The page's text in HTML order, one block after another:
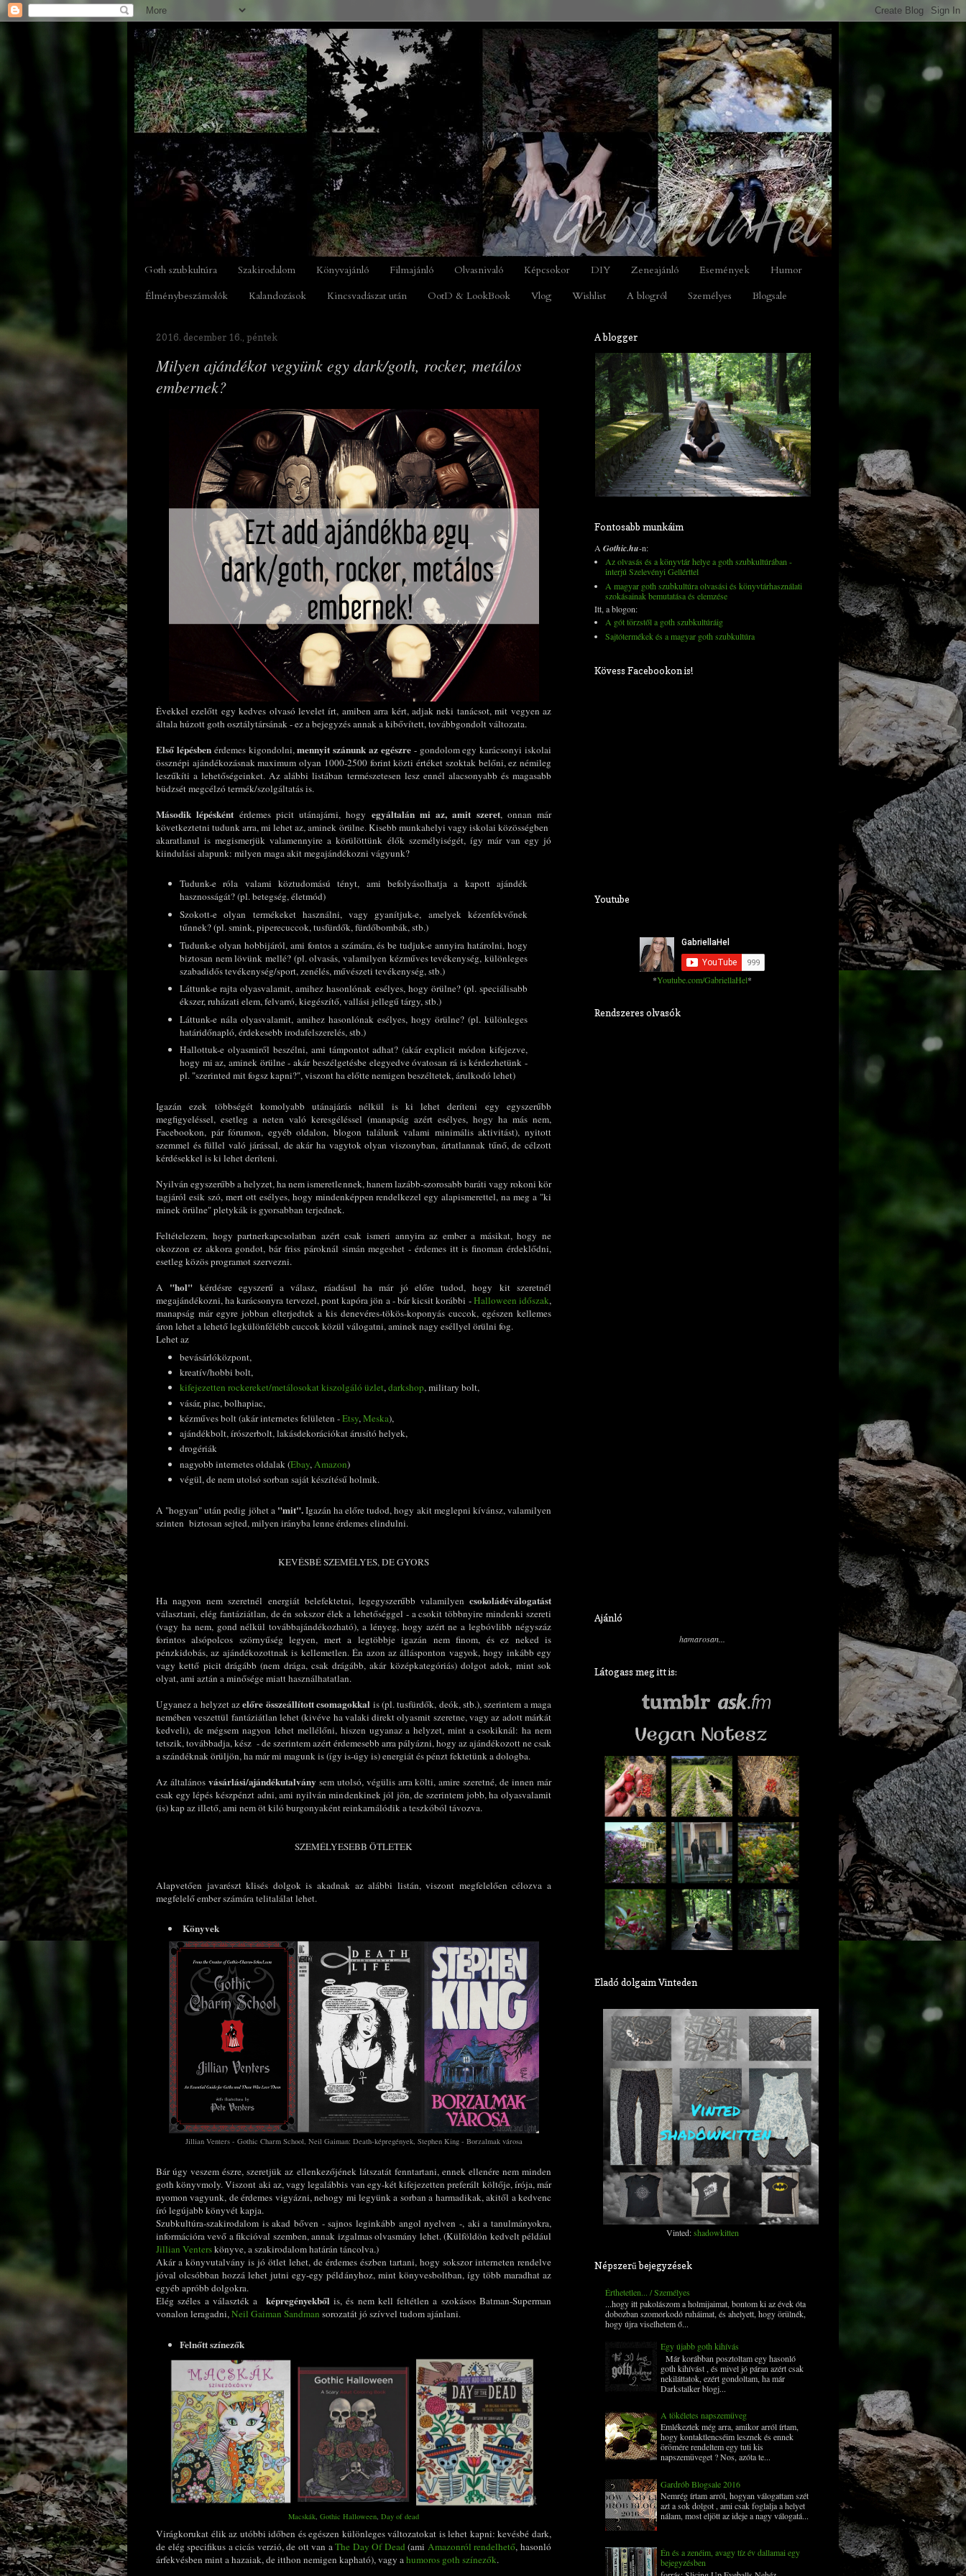
Goth szubkultúra Szakirodalom Könyvajánló Filmajánló Olvasnivaló Képcsokor DIY Zeneajánló Események
Humor
Élménybeszámolók
Kalandozások Kincsvadászat után OotD & LookBook Vlog Wishlist A blogról Személyes Blogsale
2016. december 16., péntek
Milyen ajándékot vegyünk egy dark/goth, rocker, metálos
embernek?
Évekkel ezelőtt egy kedves olvasó levelet írt, amiben arra kért, adjak neki tanácsot, mit vegyen az
általa húzott goth osztálytársának - ez a bejegyzés annak a kibővített, továbbgondolt változata.
Első lépésben érdemes kigondolni,mennyit szánunk az egészre- gondolom egy karácsonyi iskolai
össznépi ajándékozásnak maximum olyan 1000-2500 forint közti értéket szoktak belőni, ez némileg
leszűkíti a lehetőségeinket. Az alábbi listában természetesen lesz ennél alacsonyabb és magasabb
büdzsét megcélzó termék/szolgáltatás is.
Második lépéskéntérdemes picit utánajárni, hogy egyáltalán mi az, amit szeret, onnan már
következtetni tudunk arra, mi lehet az, aminek örülne. Kisebb munkahelyi vagy iskolai közösségben
akaratlanul is megismerjük valamennyire a körülöttünk élők személyiségét, így már van egy jó
kiindulási alapunk: milyen maga akit megajándékozni vágyunk?
Tudunk-e róla valami köztudomású tényt, ami befolyásolhatja a kapott ajándék
hasznosságát? (pl. betegség, életmód)
Szokott-e olyan termékeket használni, vagy gyanítjuk-e, amelyek kézenfekvőnek
tűnnek? (pl. smink, piperecuccok, tusfürdők, fürdőbombák, stb.)
Tudunk-e olyan hobbijáról, ami fontos a számára, és be tudjuk-e annyira határolni, hogy
biztosan nem lövünk mellé? (pl. olvasás, valamilyen kézműves tevékenység, különleges
szabadidős tevékenység/sport, zenélés, művészeti tevékenység, stb.)
Láttunk-e rajta olyasvalamit, amihez hasonlónak esélyes, hogy örülne? (pl. speciálisabb
ékszer, ruházati elem, felvarró, kiegészítő, vallási jellegű tárgy, stb.)
Láttunk-e nála olyasvalamit, amihez hasonlónak esélyes, hogy örülne? (pl. különleges
határidőnapló, érdekesebb irodafelszerelés, stb.)
Hallottuk-e olyasmiről beszélni, ami támpontot adhat? (akár explicit módon kifejezve,
hogy mi az, aminek örülne - akár beszélgetésbe elegyedve óvatosan rá is kérdezhetünk -
pl. "szerinted mit fogsz kapni?", viszont ha előtte nemigen beszéltetek, árulkodó lehet)
Igazán ezek többségét komolyabb utánajárás nélkül is ki lehet deríteni egy egyszerűbb
megfigyeléssel, esetleg a neten való keresgéléssel (manapság azért esélyes, hogy ha más nem,
Facebookon, pár fórumon, egyéb oldalon, blogon találunk valami minimális aktivitást), nyitott
szemmel és füllel való járással, de akár ha vagytok olyan viszonyban, ártatlannak tűnő, de célzott
kérdésekkel is ki lehet deríteni.
Nyilván egyszerűbb a helyzet, ha nem ismeretlennek, hanem lazább-szorosabb baráti vagy rokoni kör
tagjáról esik szó, mert ott esélyes, hogy mindenképpen rendelkezel egy alapismerettel, na meg a "ki
minek örülne" pletykák is gyorsabban terjednek.
Feltételezem, hogy partnerkapcsolatban azért csak ismeri annyira az ember a másikat, hogy ne
okozzon ez akkora gondot, bár friss pároknál simán megeshet - érdemes itt is finoman érdeklődni,
esetleg közös programot szervezni.
A "hol" kérdésre egyszerű a válasz, ráadásul ha már jó előre tudod, hogy kit szeretnél
megajándékozni, ha karácsonyra tervezel, pont kapóra jön a - bár kicsit korábbi -Halloween időszak,
manapság már egyre jobban elterjedtek a kis denevéres-tökös-koponyás cuccok, egészen kellemes
áron lehet a lehető legkülönfélébb cuccok közül válogatni, aminek nagy eséllyel örülni fog.
Lehet az
bevásárlóközpont,
kreatív/hobbi bolt,
kifejezetten rockereket/metálosokat kiszolgáló üzlet,darkshop, military bolt,
vásár, piac, bolhapiac,
kézműves bolt (akár internetes felületen -Etsy,Meska),
ajándékbolt, írószerbolt, lakásdekorációkat árusító helyek,
drogériák
nagyobb internetes oldalak (Ebay,Amazon)
végül, de nem utolsó sorban saját készítésű holmik.
A "hogyan" után pedig jöhet a "mit".Igazán ha előre tudod, hogy akit meglepni kívánsz, valamilyen
szinten biztosan sejted, milyen irányba lenne érdemes elindulni.
KEVÉSBÉ SZEMÉLYES, DE GYORS
Ha nagyon nem szeretnél energiát belefektetni, legegyszerűbb valamilyen csokoládéválogatást
választani, elég fantáziátlan, de én sokszor élek a lehetőséggel - a csokit többnyire mindenki szereti
(vagy ha nem, gond nélkül továbbajándékozható), a lényeg, hogy azért ne a legbóvlibb négyszáz
forintos alsópolcos szörnyűség legyen, mert a legtöbbje igazán nem finom, és ez neked is
pénzkidobás, az ajándékozottnak is kellemetlen. Én azon az állásponton vagyok, hogy inkább egy
vagy kettő picit drágább (nem drága, csak drágább, akár középkategóriás) dolgot adok, mint sok
olyat, ami aztán a minősége miatt használhatatlan.
Ugyanez a helyzet azelőre összeállított csomagokkal is (pl. tusfürdők, deók, stb.), szerintem a maga
nemében veszettül fantáziátlan lehet (kivéve ha valaki direkt olyasmit szeretne, vagy az adott márkát
kedveli), de mégsem nagyon lehet mellélőni, hiszen ugyanaz a helyzet, mint a csokiknál: ha nem
tetszik, továbbadja, kész - de szerintem azért érdemesebb arra pályázni, hogy az ajándékozott ne csak
a szándéknak örüljön, ha már mi magunk is (így is-úgy is) energiát és pénzt fektetünk a dologba.
Az általános vásárlási/ajándékutalványsem utolsó, végülis arra költi, amire szeretné, de innen már
csak egy lépés készpénzt adni, ami nyilván mindenkinek jól jön, de szerintem jobb, ha olyasvalamit
(is) kap az illető, ami nem öt kiló burgonyaként reinkarnálódik a teszkóból távozva.
SZEMÉLYESEBB ÖTLETEK
Alapvetően javarészt klisés dolgok is akadnak az alábbi listán, viszont megfelelően célozva a
megfelelő ember számára telitalálat lehet.
Könyvek
Jillian Venters - Gothic Charm School, Neil Gaiman: Death-képregények, Stephen King - Borzalmak városa
Bár úgy veszem észre, szeretjük az ellenkezőjének látszatát fenntartani, ennek ellenére nem minden
goth könyvmoly. Viszont aki az, vagy legalábbis van egy-két kifejezetten preferált költője, írója, már
nyomon vagyunk, de érdemes vigyázni, nehogy mi legyünk a sorban a harmadikak, akitől a kedvenc
író legújabb könyvét kapja.
Szubkultúra-szakirodalom is akad bőven - sajnos leginkább angol nyelven -, aki a tanulmányokra,
információra vevő a fikcióval szemben, annak izgalmas olvasmány lehet. (Külföldön kedvelt például
Jillian Venterskönyve, a szakirodalom határán táncolva.)
Akár a könyvutalvány is jó ötlet lehet, de érdemes észben tartani, hogy sokszor interneten rendelve
jóval olcsóbban hozzá lehet jutni egy-egy példányhoz, mint könyvesboltban, így több maradhat az
egyéb apróbb dolgokra.
Elég széles a választék a képregényekbőlis, és nem kell feltétlen a szokásos Batman-Superman
vonalon leragadni,Neil Gaiman Sandman sorozatát jó szívvel tudom ajánlani.
Felnőtt színezők
Macskák Gothic Halloween Day of dead
Virágkorukat élik az utóbbi időben és egészen különleges változatokat is lehet kapni: kevésbé dark,
de elég specifikus a cicás verzió, de ott van aThe Day Of Dead (ami Amazonról rendelhető, hasonló
árfekvésben mint a hazaiak, de itthon nemigen kapható), vagy ahumoros goth színezők.
A blogger
Fontosabb munkáim
A Gothic.hu-n:
Az olvasás és a könyvtár helye a goth szubkultúrában -
interjú Szelevényi Gellérttel
A magyar goth szubkultúra olvasási és könyvtárhasználati
szokásainak bemutatása és elemzése
Itt, a blogon:
A gót törzstől a goth szubkultúráig
Sajtótermékek és a magyar goth szubkultúra
Kövess Facebookon is!
Youtube
*Youtube.com/GabriellaHel*
Rendszeres olvasók
Ajánló
hamarosan...
Látogass meg itt is:
Eladó dolgaim Vinteden
Vinted:shadowkitten
Népszerű bejegyzések
Érthetetlen... / Személyes
...hogy itt pakolászom a holmijaimat, bontom ki az évek óta
dobozban szomorkodó ruháimat, és ahelyett, hogy örülnék,
hogy újra viselhetem ő...
Egy újabb goth kihívás
Már korábban posztoltam egy hasonló
goth kihívást , és mivel jó páran azért csak
nekiláttatok, ezért gondoltam, ha már
Darkstalker blogj...
A tökéletes napszemüveg
Emlékeztek még arra, amikor arról írtam,
hogy kontaktlencséim lesznek és ennek
örömére rendeltem egy tuti kis
napszemüveget ? Nos, azóta te...
Gardrób Blogsale 2016
Nemrég írtam arról, hogyan válogattam szét
azt a sok dolgot , ami csak foglalja a helyet
nálam, most eljött az ideje a nagy válogatá...
Én és a zenéim, avagy tíz év dallamai egy
bejegyzésben